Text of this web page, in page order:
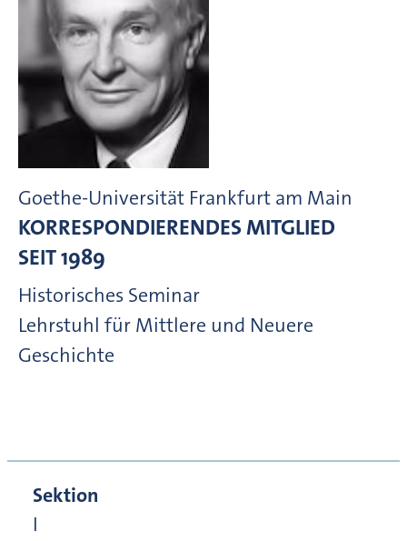
Goethe-Universität Frankfurt am Main
KORRESPONDIERENDES MITGLIED
SEIT 1989
Historisches Seminar
Lehrstuhl für Mittlere und Neuere
Geschichte
Sektion
I